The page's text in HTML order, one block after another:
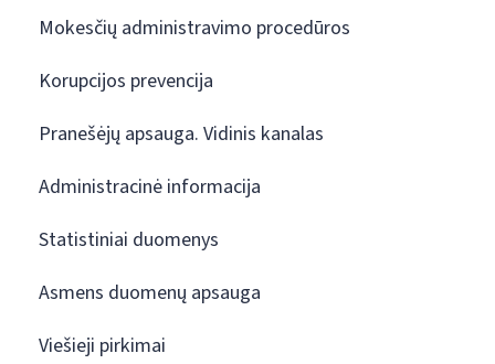
Mokesčių administravimo procedūros
Korupcijos prevencija
Pranešėjų apsauga. Vidinis kanalas
Administracinė informacija
Statistiniai duomenys
Asmens duomenų apsauga
Viešieji pirkimai